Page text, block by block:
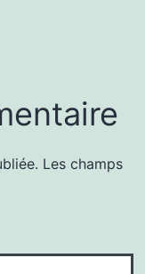
Les champs